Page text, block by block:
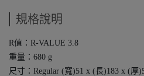
規格說明
R值：R-VALUE 3.8
重量：680 g
尺寸：Regular (寬)51 x (長)183 x (厚